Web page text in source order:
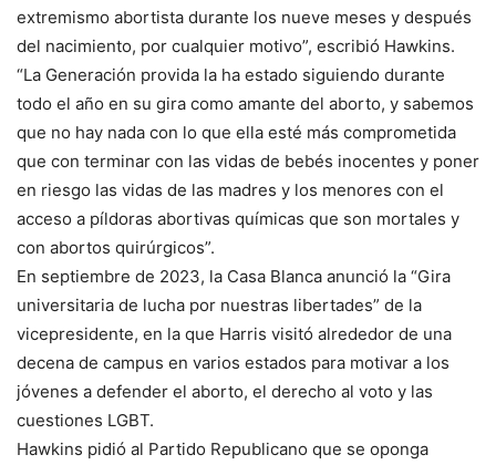
extremismo abortista durante los nueve meses y después
del nacimiento, por cualquier motivo”, escribió Hawkins.
“La Generación provida la ha estado siguiendo durante
todo el año en su gira como amante del aborto, y sabemos
que no hay nada con lo que ella esté más comprometida
que con terminar con las vidas de bebés inocentes y poner
en riesgo las vidas de las madres y los menores con el
acceso a píldoras abortivas químicas que son mortales y
con abortos quirúrgicos”.
En septiembre de 2023, la Casa Blanca anunció la “Gira
universitaria de lucha por nuestras libertades” de la
vicepresidente, en la que Harris visitó alrededor de una
decena de campus en varios estados para motivar a los
jóvenes a defender el aborto, el derecho al voto y las
cuestiones LGBT.
Hawkins pidió al Partido Republicano que se oponga